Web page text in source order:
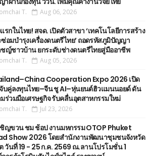
T. Aug 06, 2026
รกในไทย! สจด. เปิดตัวสาขา ‘เทคโนโลยีการสร้าง
อมบำรุงเครื่องดนตรีไทย’ ​ถอดรหัสภูมิปัญญา
ญ์ชาวบ้าน ยกระดับช่างดนตรีไทยสู่มืออาชีพ
T. Aug 05, 2026
Cooperation Expo 2026 เปิด
บคู่ลงทุนไทย–จีน ชู AI–หุ่นยนต์ฮิวแมนนอยด์ ดัน
ร่วมมือเศรษฐกิจ รับคลื่นอุตสาหกรรมใหม่
T. Jul 23, 2026
ญขวน ชม ช้อป งานมหกรรม OTOP Phuket
Show 2026 โดยสำนักงานพัฒนาชุมชนจังหวัด
วันที่ 19 - 25 ก.ค. 2569 ณ.ลานโปรโมชั่น 1